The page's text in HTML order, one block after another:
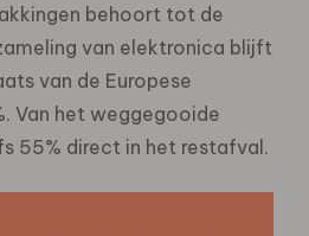
behoort tot de
van elektronica blijft
van de Europese
Van het weggegooide
55% direct in het restafval.